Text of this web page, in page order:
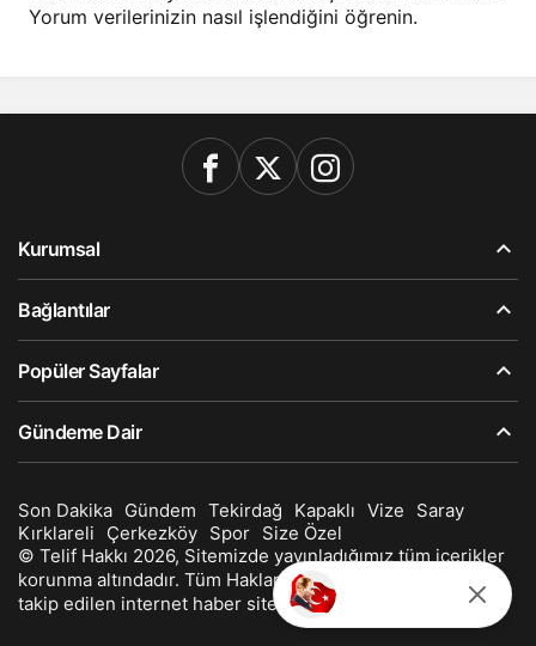
Yorum verilerinizin nasıl işlendiğini öğrenin.
Kurumsal
Bağlantılar
Popüler Sayfalar
Gündeme Dair
Son Dakika Gündem Tekirdağ Kapaklı Vize
Saray
Kırklareli
Çerkezköy Spor Size Özel
© Telif Hakkı 2026, Sitemizde yayınladığımız tüm içerikler
korunma altındadır. Tüm Hakları Saklıdır. Kapaklı'nın en
takip edilen internet haber sitesi